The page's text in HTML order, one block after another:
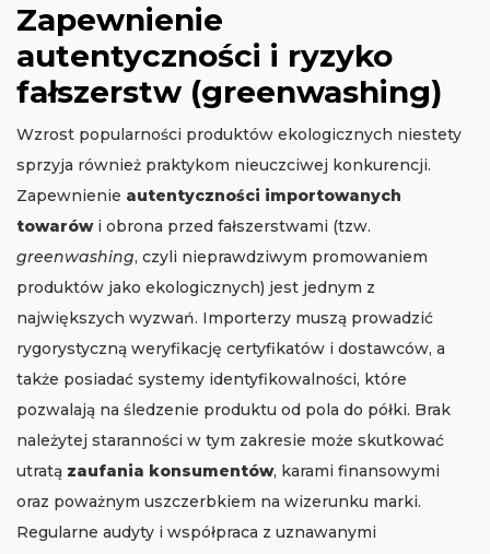
Zapewnienie
autentyczności i ryzyko
fałszerstw (greenwashing)
Wzrost popularności produktów ekologicznych niestety
sprzyja również praktykom nieuczciwej konkurencji.
Zapewnienie autentyczności importowanych
towarówi obrona przed fałszerstwami (tzw.
greenwashing, czyli nieprawdziwym promowaniem
produktów jako ekologicznych) jest jednym z
największych wyzwań. Importerzy muszą prowadzić
rygorystyczną weryfikację certyfikatów i dostawców, a
także posiadać systemy identyfikowalności, które
pozwalają na śledzenie produktu od pola do półki. Brak
należytej staranności w tym zakresie może skutkować
utratą zaufania konsumentów, karami finansowymi
oraz poważnym uszczerbkiem na wizerunku marki.
Regularne audyty i współpraca z uznawanymi